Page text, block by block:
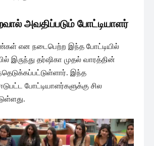
அவதிப்படும் போட்டியாளர்
என நடைபெற்ற இந்த போட்டியில்
இருந்து தர்ஷிகா முதல் வாரத்தின்
இந்த
போட்டியாளர்களுக்கு சில